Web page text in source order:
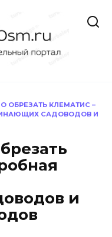
ОБРЕЗАТЬ КЛЕМАТИС –
САДОВОДОВ И
и